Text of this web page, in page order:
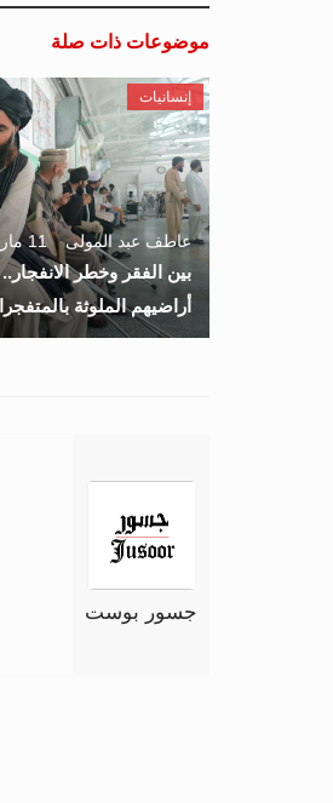
موضوعات ذات صلة
إنسانيات
عاطف عبد المولى 11 مارس 2026 - 11:19
بين الفقر وخطر
أراضيهم الملوثة
جسور بوست